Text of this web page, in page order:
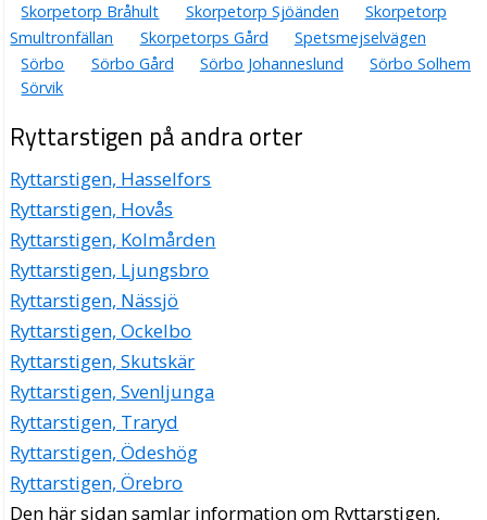
Skorpetorp Bråhult
Skorpetorp Sjöänden
Skorpetorp
Smultronfällan
Skorpetorps Gård
Spetsmejselvägen
Sörbo
Sörbo Gård Sörbo Johanneslund
Sörbo Solhem
Sörvik
Ryttarstigen på andra orter
Ryttarstigen, Hasselfors
Ryttarstigen, Hovås
Ryttarstigen, Kolmården
Ryttarstigen, Ljungsbro
Ryttarstigen, Nässjö
Ryttarstigen, Ockelbo
Ryttarstigen, Skutskär
Ryttarstigen, Svenljunga
Ryttarstigen, Traryd
Ryttarstigen, Ödeshög
Ryttarstigen, Örebro
Den här sidan samlar information om Ryttarstigen,